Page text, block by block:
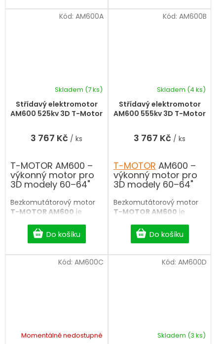
programování přes USB
Střídavý elektromotor
AM600 525kv 3D T-Motor
Skladem (7 ks)
3 767 Kč / ks
Do košíku
T-MOTOR AM600 –
výkonný motor pro
3D modely 60–64"
Bezkomutátorový motor
T-MOTOR AM600 je
modely s rozpětím 60–64"
a letovou hmotností 3–4
konstrukci s dutou hřídelí,
optimalizovanému
zajišťuje vyšší krouticí
Kód: AM600A
Střídavý elektromotor
AM600 555kv 3D T-Motor
Skladem (4 ks)
3 767 Kč / ks
Do košíku
T-MOTOR AM600 –
výkonný motor pro
3D modely 60–64"
Bezkomutátorový motor
T-MOTOR AM600 je
modely s rozpětím 60–64"
a letovou hmotností 3–4
konstrukci s dutou hřídelí,
optimalizovanému
zajišťuje vyšší krouticí
Kód: AM600B
Momentálně nedostupné
Kód: AM600C
Skladem (3 ks)
Kód: AM600D